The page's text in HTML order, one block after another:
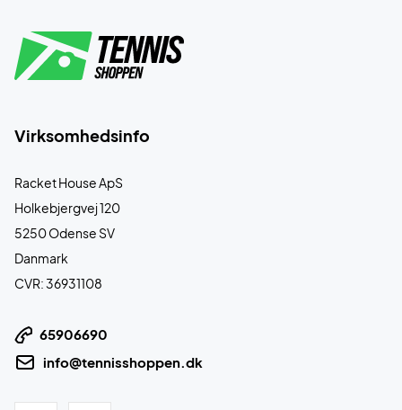
Virksomhedsinfo
Racket House ApS
Holkebjergvej 120
5250 Odense SV
Danmark
CVR: 36931108
65906690
info@tennisshoppen.dk